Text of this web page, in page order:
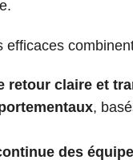
efficaces
retour claire et
,
des